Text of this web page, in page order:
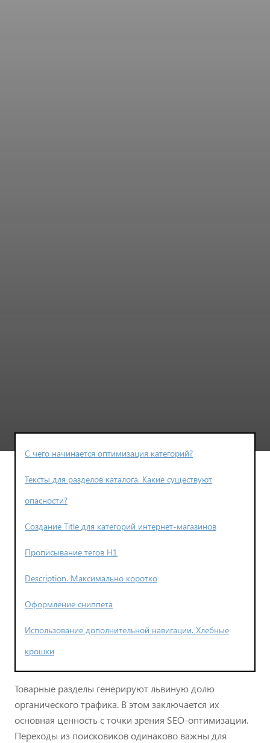
С чего начинается оптимизация категорий?
Тексты для разделов каталога. Какие существуют
опасности?
Создание Title для категорий интернет-магазинов
Прописывание тегов H1
Description. Максимально коротко
Оформление сниппета
Использование дополнительной навигации. Хлебные
крошки
Товарные разделы генерируют львиную долю
органического трафика. В этом заключается их
основная ценность с точки зрения SEO-оптимизации.
Переходы из поисковиков одинаково важны для